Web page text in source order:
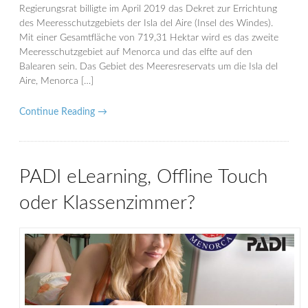
Regierungsrat billigte im April 2019 das Dekret zur Errichtung
des Meeresschutzgebiets der Isla del Aire (Insel des Windes).
Mit einer Gesamtfläche von 719,31 Hektar wird es das zweite
Meeresschutzgebiet auf Menorca und das elfte auf den
Balearen sein. Das Gebiet des Meeresreservats um die Isla del
Aire, Menorca […]
Continue Reading →
PADI eLearning, Offline Touch
oder Klassenzimmer?